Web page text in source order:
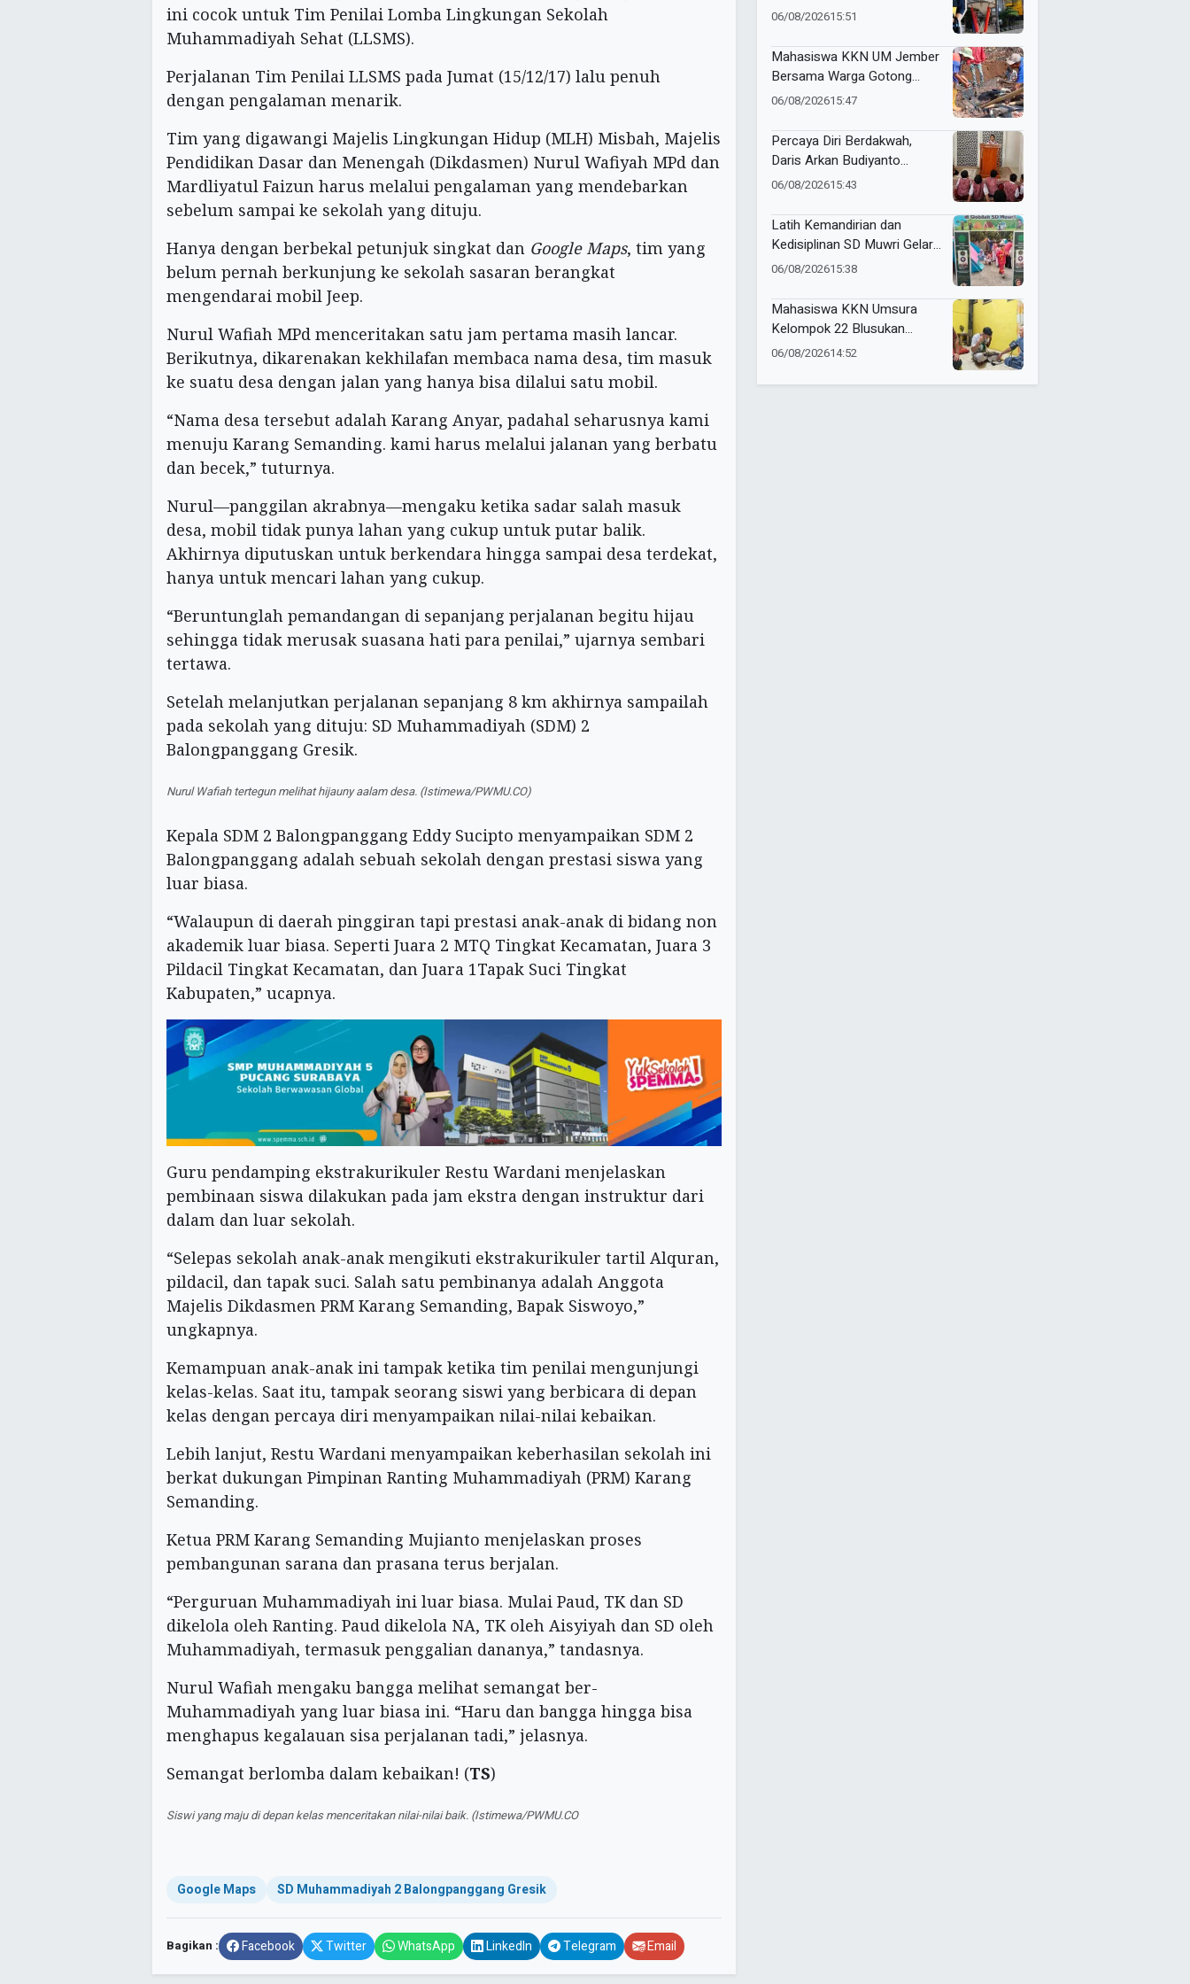
ini cocok untuk Tim Penilai Lomba Lingkungan Sekolah
Muhammadiyah Sehat (LLSMS).
Perjalanan Tim Penilai LLSMS pada Jumat (15/12/17) lalu penuh
dengan pengalaman menarik.
Tim yang digawangi Majelis Lingkungan Hidup (MLH) Misbah, Majelis
Pendidikan Dasar dan Menengah (Dikdasmen) Nurul Wafiyah MPd dan
Mardliyatul Faizun harus melalui pengalaman yang mendebarkan
sebelum sampai ke sekolah yang dituju.
Hanya dengan berbekal petunjuk singkat dan Google Maps, tim yang
belum pernah berkunjung ke sekolah sasaran berangkat
mengendarai mobil Jeep.
Nurul Wafiah MPd menceritakan satu jam pertama masih lancar.
Berikutnya, dikarenakan kekhilafan membaca nama desa, tim masuk
ke suatu desa dengan jalan yang hanya bisa dilalui satu mobil.
“Nama desa tersebut adalah Karang Anyar, padahal seharusnya kami
menuju Karang Semanding. kami harus melalui jalanan yang berbatu
dan becek,” tuturnya.
Nurul—panggilan akrabnya—mengaku ketika sadar salah masuk
desa, mobil tidak punya lahan yang cukup untuk putar balik.
Akhirnya diputuskan untuk berkendara hingga sampai desa terdekat,
hanya untuk mencari lahan yang cukup.
“Beruntunglah pemandangan di sepanjang perjalanan begitu hijau
sehingga tidak merusak suasana hati para penilai,” ujarnya sembari
tertawa.
Setelah melanjutkan perjalanan sepanjang 8 km akhirnya sampailah
pada sekolah yang dituju: SD Muhammadiyah (SDM) 2
Balongpanggang Gresik.
Nurul Wafiah tertegun melihat hijauny aalam desa. (Istimewa/PWMU.CO)
Kepala SDM 2 Balongpanggang Eddy Sucipto menyampaikan SDM 2
Balongpanggang adalah sebuah sekolah dengan prestasi siswa yang
luar biasa.
“Walaupun di daerah pinggiran tapi prestasi anak-anak di bidang non
akademik luar biasa. Seperti Juara 2 MTQ Tingkat Kecamatan, Juara 3
Pildacil Tingkat Kecamatan, dan Juara 1Tapak Suci Tingkat
Kabupaten,” ucapnya.
Guru pendamping ekstrakurikuler Restu Wardani menjelaskan
pembinaan siswa dilakukan pada jam ekstra dengan instruktur dari
dalam dan luar sekolah.
“Selepas sekolah anak-anak mengikuti ekstrakurikuler tartil Alquran,
pildacil, dan tapak suci. Salah satu pembinanya adalah Anggota
Majelis Dikdasmen PRM Karang Semanding, Bapak Siswoyo,”
ungkapnya.
Kemampuan anak-anak ini tampak ketika tim penilai mengunjungi
kelas-kelas. Saat itu, tampak seorang siswi yang berbicara di depan
kelas dengan percaya diri menyampaikan nilai-nilai kebaikan.
Lebih lanjut, Restu Wardani menyampaikan keberhasilan sekolah ini
berkat dukungan Pimpinan Ranting Muhammadiyah (PRM) Karang
Semanding.
Ketua PRM Karang Semanding Mujianto menjelaskan proses
pembangunan sarana dan prasana terus berjalan.
“Perguruan Muhammadiyah ini luar biasa. Mulai Paud, TK dan SD
dikelola oleh Ranting. Paud dikelola NA, TK oleh Aisyiyah dan SD oleh
Muhammadiyah, termasuk penggalian dananya,” tandasnya.
Nurul Wafiah mengaku bangga melihat semangat ber-
Muhammadiyah yang luar biasa ini. “Haru dan bangga hingga bisa
menghapus kegalauan sisa perjalanan tadi,” jelasnya.
Semangat berlomba dalam kebaikan! (TS)
Siswi yang maju di depan kelas menceritakan nilai-nilai baik. (Istimewa/PWMU.CO
Google Maps SD Muhammadiyah 2 Balongpanggang Gresik
Bagikan : Facebook Twitter WhatsApp LinkedIn Telegram Email
SMK Muhammadiyah 7
Sebelum Lulus
06/08/202615:51
Mahasiswa KKN UM Jember
Bersama Warga Gotong
Royong Bersihkan Puing
Desa Sumber Anom
06/08/202615:47
Percaya Diri Berdakwah,
Daris Arkan Budiyanto
Sampaikan Kultum Inspiratif
06/08/202615:43
Latih Kemandirian dan
Kedisiplinan SD Muwri Gelar
Kemahiran 2026
06/08/202615:38
Mahasiswa KKN Umsura
Kelompok 22 Blusukan
Kenalkan “Si-Patuh” di Desa
06/08/202614:52